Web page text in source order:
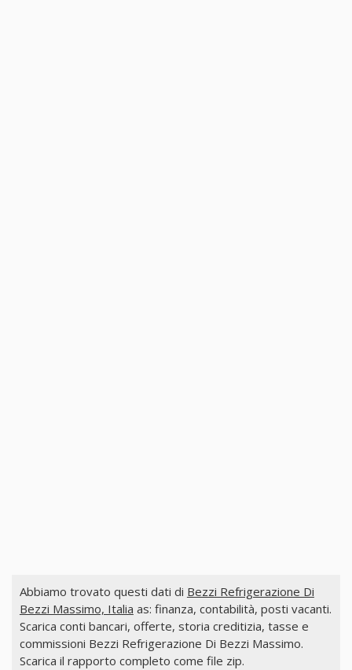
Abbiamo trovato questi dati di Bezzi Refrigerazione Di
Bezzi Massimo, Italia as: finanza, contabilità, posti vacanti.
Scarica conti bancari, offerte, storia creditizia, tasse e
commissioni Bezzi Refrigerazione Di Bezzi Massimo.
Scarica il rapporto completo come file zip.